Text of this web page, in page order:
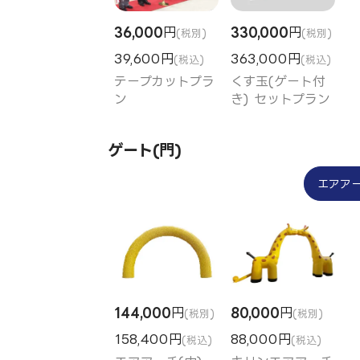
36,000 円 (税別)
39,600円 (税込)
テープカットプラ
ン
330,000 円 (税別)
363,000円 (税込)
くす玉(ゲート付
き) セットプラン
ゲート(門)
エアア
144,000 円 (税別)
158,400円 (税込)
80,000 円 (税別)
88,000円 (税込)